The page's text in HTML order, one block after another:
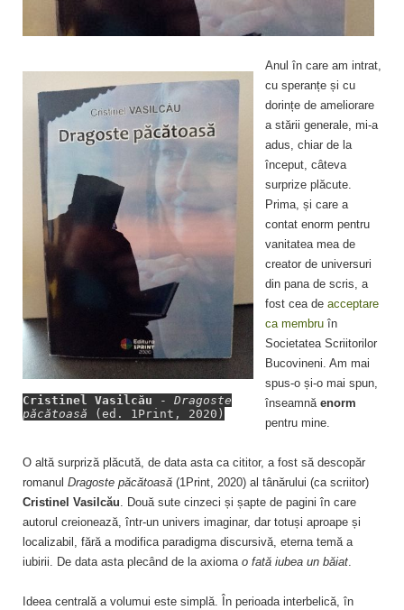
Cristinel Vasilcău - Dragoste
păcătoasă
(ed. 1Print, 2020)
Anul în care am intrat,
cu speranțe și cu
dorințe de ameliorare
a stării generale, mi-a
adus, chiar de la
început, câteva
surprize plăcute.
Prima, și care a
contat enorm pentru
vanitatea mea de
creator de universuri
din pana de scris, a
fost cea de acceptare
ca membru în
Societatea Scriitorilor
Bucovineni. Am mai
spus-o și-o mai spun,
înseamnă enorm
pentru mine.
O altă surpriză plăcută, de data asta ca cititor, a fost să descopăr
romanul Dragoste păcătoasă (1Print, 2020) al tânărului (ca scriitor)
Cristinel Vasilcău. Două sute cinzeci și șapte de pagini în care
autorul creionează, într-un univers imaginar, dar totuși aproape și
localizabil, fără a modifica paradigma discursivă, eterna temă a
iubirii. De data asta plecând de la axioma o fată iubea un băiat.
Ideea centrală a volumui este simplă. În perioada interbelică, în